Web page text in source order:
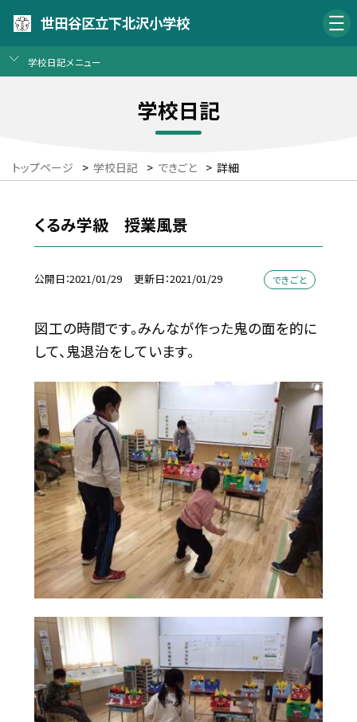
世田谷区立下北沢小学校
学校日記メニュー
学校日記
トップページ > 学校日記 > できごと > 詳細
くるみ学級 授業風景
公開日 2021/01/29 更新日 2021/01/29 できごと
図工の時間です。みんなが作った鬼の面を的に
して、鬼退治をしています。